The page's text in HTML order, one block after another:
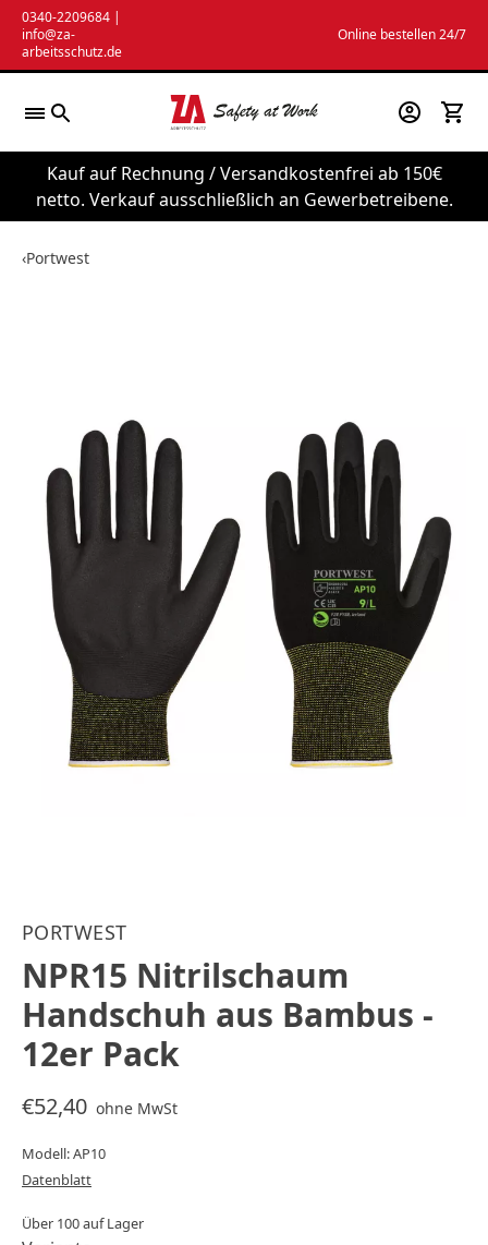
Zum
Inhalt
springen
0340-2209684 |
info@za-
arbeitsschutz.de
Online bestellen 24/7
Kauf auf Rechnung / Versandkostenfrei ab 150€
netto. Verkauf ausschließlich an Gewerbetreibene.
‹Portwest
PORTWEST
NPR15 Nitrilschaum
Handschuh aus Bambus -
12er Pack
€52,40 ohne MwSt
Modell: AP10
Datenblatt
Über 100 auf Lager